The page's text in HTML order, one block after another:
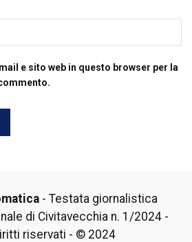
e sito web in questo browser per la
- Testata giornalistica
di Civitavecchia n. 1/2024 -
riservati - © 2024